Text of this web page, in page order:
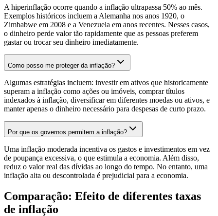
A hiperinflação ocorre quando a inflação ultrapassa 50% ao mês.
Exemplos históricos incluem a Alemanha nos anos 1920, o
Zimbabwe em 2008 e a Venezuela em anos recentes. Nesses casos,
o dinheiro perde valor tão rapidamente que as pessoas preferem
gastar ou trocar seu dinheiro imediatamente.
Como posso me proteger da inflação?
Algumas estratégias incluem: investir em ativos que historicamente
superam a inflação como ações ou imóveis, comprar títulos
indexados à inflação, diversificar em diferentes moedas ou ativos, e
manter apenas o dinheiro necessário para despesas de curto prazo.
Por que os governos permitem a inflação?
Uma inflação moderada incentiva os gastos e investimentos em vez
de poupança excessiva, o que estimula a economia. Além disso,
reduz o valor real das dívidas ao longo do tempo. No entanto, uma
inflação alta ou descontrolada é prejudicial para a economia.
Comparação: Efeito de diferentes taxas
de inflação